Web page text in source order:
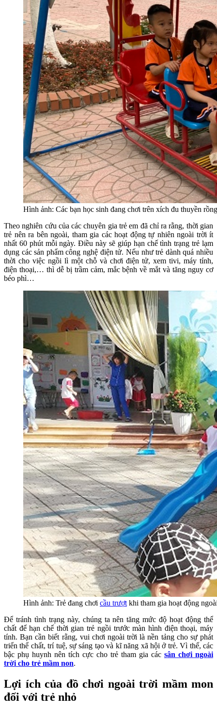
Hình ảnh: Các bạn học sinh đang chơi trên xích đu thuyền
Theo nghiên cứu của các chuyên gia trẻ em đã chỉ ra rằng, thời gian
trẻ nên ra bên ngoài, tham gia các hoạt động tự nhiên ngoài trời ít
nhất 60 phút mỗi ngày. Điều này sẽ giúp hạn chế tình trạng trẻ lạm
dụng các sản phẩm công nghệ điện tử. Nếu như trẻ dành quá nhiều
thời cho việc ngồi lì một chỗ và chơi điện tử, xem tivi, máy tính,
điện thoại,… thì dễ bị trầm cảm, mắc bệnh về mắt và tăng nguy cơ
béo phì…
Hình ảnh: Trẻ đang chơi cầu trượt khi tham gia hoạt động
Để tránh tình trạng này, chúng ta nên tăng mức độ hoạt động thể
chất để hạn chế thời gian trẻ ngồi trước màn hình điện thoại, máy
tính. Bạn cần biết rằng, vui chơi ngoài trời là nền tảng cho sự phát
triển thể chất, trí tuệ, sự sáng tạo và kĩ năng xã hội ở trẻ. Vì thế, các
bậc phụ huynh nên tích cực cho trẻ tham gia các sân chơi ngoài
trời cho trẻ mầm non.
Lợi ích của đồ chơi ngoài trời mầm mon
đối với trẻ nhỏ